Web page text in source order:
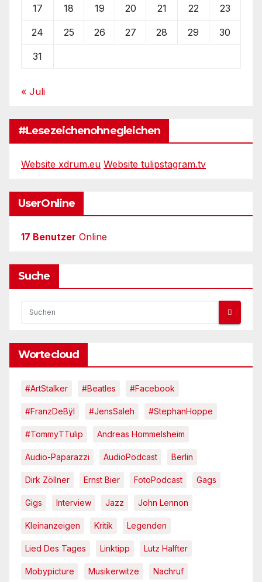
17 18 19 20 21 22 23
24 25 26 27 28 29 30
31
« Juli
#Lesezeichenohnegleichen
Website xdrum.eu Website tulipstagram.tv
UserOnline
17 Benutzer Online
Suche
Wortecloud
#ArtStalker #Beatles #Facebook
#FranzDeBÿl #JensSaleh #StephanHoppe
#TommyTTulip Andreas Hommelsheim
Audio-Paparazzi AudioPodcast Berlin
Dirk Zöllner Ernst Bier FotoPodcast Gags
Gigs Interview Jazz John Lennon
Kleinanzeigen Kritik Legenden
Lied Des Tages Linktipp Lutz Halfter
Mobypicture Musikerwitze Nachruf